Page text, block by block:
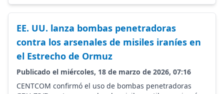
EE. UU. lanza bombas penetradoras
contra los arsenales de misiles iraníes en
el Estrecho de Ormuz
Publicado el miércoles, 18 de marzo de 2026, 07:16
CENTCOM confirmó el uso de bombas penetradoras